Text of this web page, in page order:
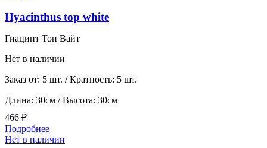
Hyacinthus top white
Гиацинт Топ Вайт
Нет в наличии
Заказ от: 5 шт. / Кратность: 5 шт.
Длина: 30см / Высота: 30см
466 ₽
Подробнее
Нет в наличии